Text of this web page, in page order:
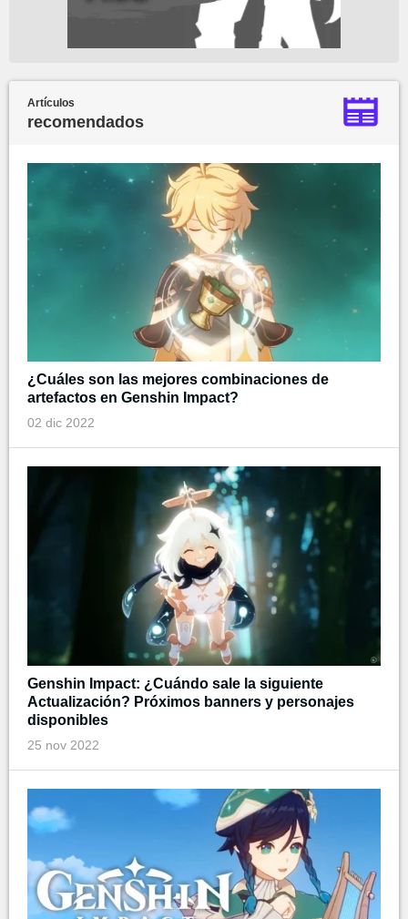
Artículos
recomendados
¿Cuáles son las mejores combinaciones de
artefactos en Genshin Impact?
02 dic 2022
Genshin Impact: ¿Cuándo sale la siguiente
Actualización? Próximos banners y personajes
disponibles
25 nov 2022